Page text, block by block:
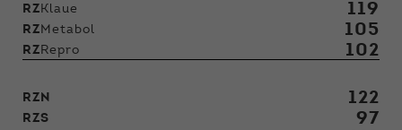
RZKlaue 119
RZMetabol 105
RZRepro 102
RZN 122
RZS 97